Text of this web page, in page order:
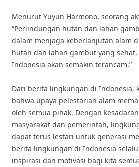
Menurut Yuyun Harmono, seorang
“Perlindungan hutan dan lahan
dalam menjaga keberlanjutan alam
hutan dan lahan gambut yang sehat,
Indonesia akan semakin terancam.”
Dari berita lingkungan di Indonesia,
bahwa upaya pelestarian alam
oleh semua pihak. Dengan
masyarakat dan pemerintah,
dapat terus lestari untuk generasi
berita lingkungan di Indonesia
inspirasi dan motivasi bagi kita